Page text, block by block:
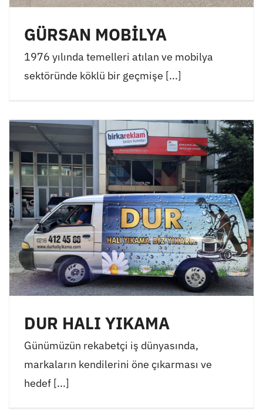
GÜRSAN MOBİLYA
1976 yılında temelleri atılan ve mobilya
sektöründe köklü bir geçmişe [...]
DUR HALI YIKAMA
Günümüzün rekabetçi iş dünyasında,
markaların kendilerini öne çıkarması ve
hedef [...]